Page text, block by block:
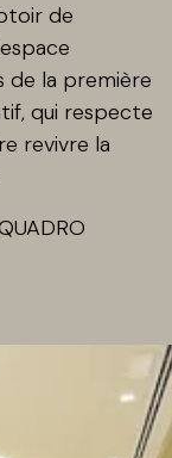
de
de la première
qui respecte
revivre la